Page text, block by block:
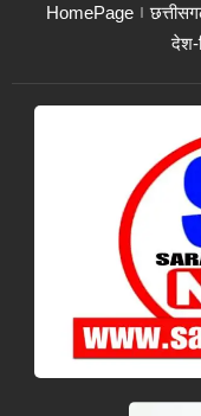
HomePage
देश-